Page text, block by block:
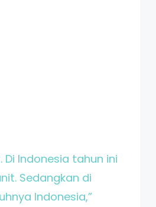
Indonesia tahun ini
Sedangkan di
Indonesia,”